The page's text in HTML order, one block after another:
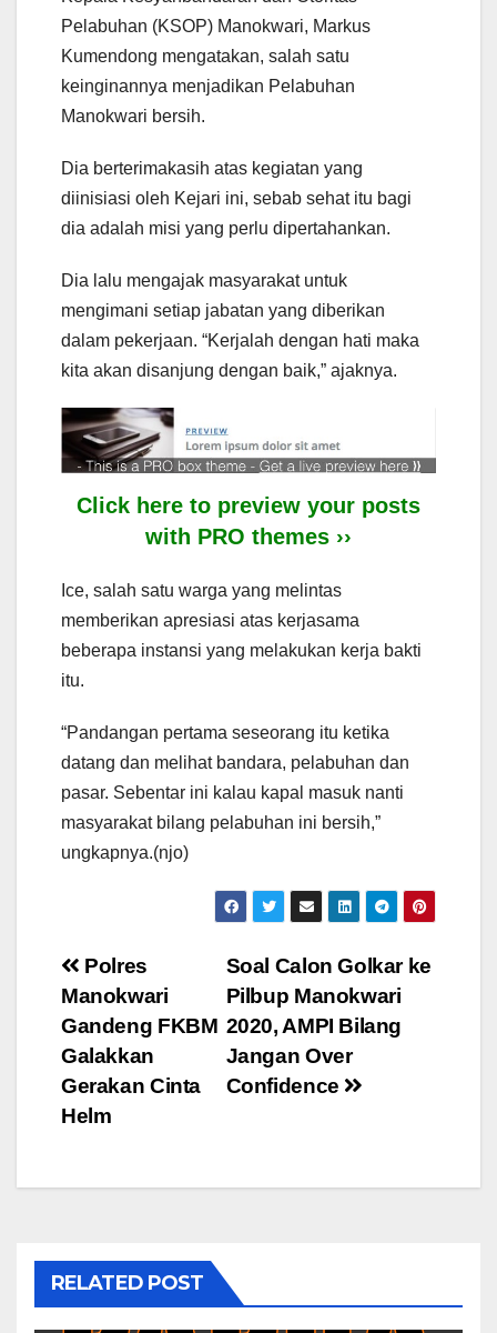
Pelabuhan (KSOP) Manokwari, Markus
Kumendong mengatakan, salah satu
keinginannya menjadikan Pelabuhan
Manokwari bersih.
Dia berterimakasih atas kegiatan yang
diinisiasi oleh Kejari ini, sebab sehat itu bagi
dia adalah misi yang perlu dipertahankan.
Dia lalu mengajak masyarakat untuk
mengimani setiap jabatan yang diberikan
dalam pekerjaan. “Kerjalah dengan hati maka
kita akan disanjung dengan baik,” ajaknya.
Click here to preview your posts
with PRO themes ››
Ice, salah satu warga yang melintas
memberikan apresiasi atas kerjasama
beberapa instansi yang melakukan kerja bakti
itu.
“Pandangan pertama seseorang itu ketika
datang dan melihat bandara, pelabuhan dan
pasar. Sebentar ini kalau kapal masuk nanti
masyarakat bilang pelabuhan ini bersih,”
ungkapnya.(njo)
Post
navigation
Soal Calon Golkar ke
Pilbup Manokwari
2020, AMPI Bilang
Jangan Over
Confidence
Polres
Manokwari
Gandeng FKBM
Galakkan
Gerakan Cinta
Helm
RELATED POST